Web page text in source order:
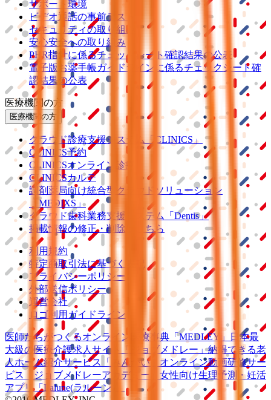
サポート環境
ビデオ通話の事前テスト
セキュリティの取り組み
安心安全への取り組み
PHR指針に係るチェックシート確認結果の公表
電子版お薬手帳ガイドラインに係るチェックシート確
認結果の公表
医療機関の方
医療機関の方
クラウド診療支援システム
「CLINICS」
CLINICS予約
CLINICSオンライン診療
CLINICSカルテ
調剤薬局向け統合型クラウドソリューション
「MEDIXS」
クラウド歯科業務支援システム
「Dentis」
掲載情報の修正・削除はこちら
利用規約
特定商取引法に基づく表記
プライバシーポリシー
外部送信ポリシー
運営会社
ロゴ利用ガイドライン
医師たちがつくるオンライン医療事典 「MEDLEY」
日本最
大級の 医療介護求人サイト 「ジョブメドレー」納得できる老
人ホーム紹介サービス
「みんかい」 オンライン動画研修サー
ビス
「ジョブメドレーアカデミー」 女性向け生理予測・妊活
アプリ「Lalune(ラルーン)」